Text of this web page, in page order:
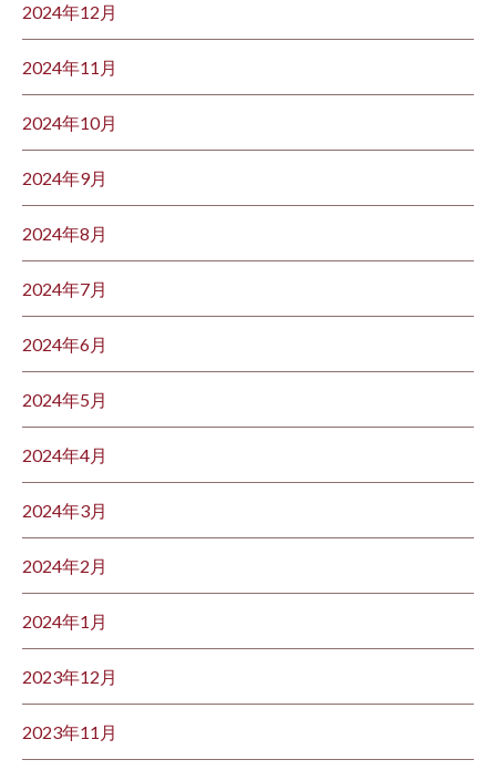
2024年12月
2024年11月
2024年10月
2024年9月
2024年8月
2024年7月
2024年6月
2024年5月
2024年4月
2024年3月
2024年2月
2024年1月
2023年12月
2023年11月